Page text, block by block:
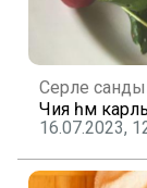
Серле
Чия һәм
16.07.2023,